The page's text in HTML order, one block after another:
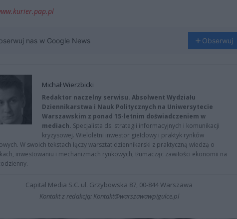
nas w Google News Obserwuj
Michał Wierzbicki
Redaktor naczelny serwisu. Absolwent Wydziału
Dziennikarstwa i Nauk Politycznych na Uniwersytecie
Warszawskim z ponad 15-letnim doświadczeniem w
mediach. Specjalista ds. strategii informacyjnych i komunikacji
kryzysowej. Wieloletni inwestor giełdowy i praktyk rynków
W swoich tekstach łączy warsztat dziennikarski z praktyczną wiedzą o
inwestowaniu i mechanizmach rynkowych, tłumacząc zawiłości ekonomii na
Capital Media S.C. ul. Grzybowska 87, 00-844 Warszawa
Kontakt z redakcją: Kontakt@warszawawpigulce.pl